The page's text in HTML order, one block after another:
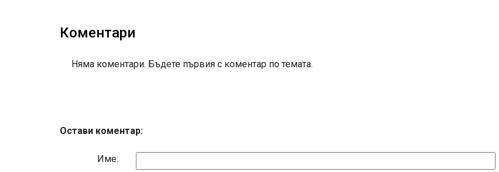
Коментари
Няма коментари. Бъдете първия с коментар по темата.
Остави коментар:
Име: